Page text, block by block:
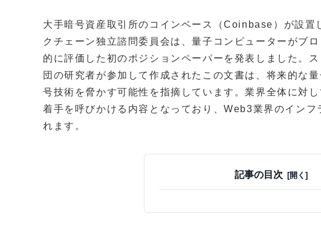
大手暗号資産取引所のコインベース（Coinbase）が設置
クチェーン独立諮問委員会は、量子コンピューターがブ
的に評価した初のポジションペーパーを発表しました。
団の研究者が参加して作成されたこの文書は、将来的な
号技術を脅かす可能性を指摘しています。業界全体に対
着手を呼びかける内容となっており、Web3業界のイン
れます。
記事の目次